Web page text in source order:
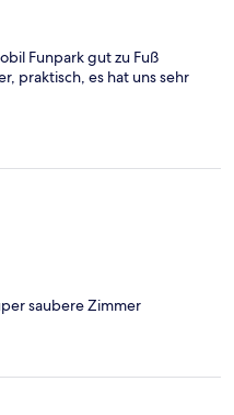
Funpark gut zu Fuß
praktisch, es hat uns sehr
saubere Zimmer